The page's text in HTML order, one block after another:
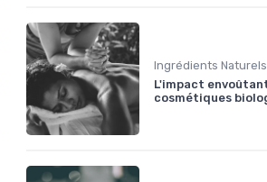
L'impact
cosmétiques